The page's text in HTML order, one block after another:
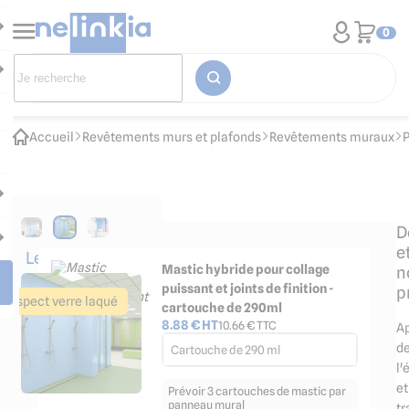
0
Accueil Revêtements murs et plafonds Revêtements muraux
Aspect verre laqué
Les
accessoires
indispensables
Mastic hybride pour collage
puissant et joints de finition -
cartouche de 290ml
8.88€ HT10.66€ TTC
Cartouche de 290 ml
Prévoir 3 cartouches de mastic par
panneau mural
et